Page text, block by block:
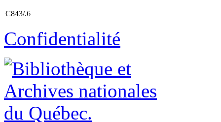
C843/.6
Confidentialité